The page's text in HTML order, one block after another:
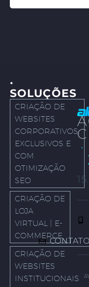
·
SOLUÇÕES
CRIAÇÃO DE
WEBSITES
CORPORATIVOS,
EXCLUSIVOS E
COM
OTIMIZAÇÃO
SEO
CRIAÇÃO DE
LOJA
VIRTUAL | E-
COMMERCE
CRIAÇÃO DE
WEBSITES
INSTITUCIONAIS